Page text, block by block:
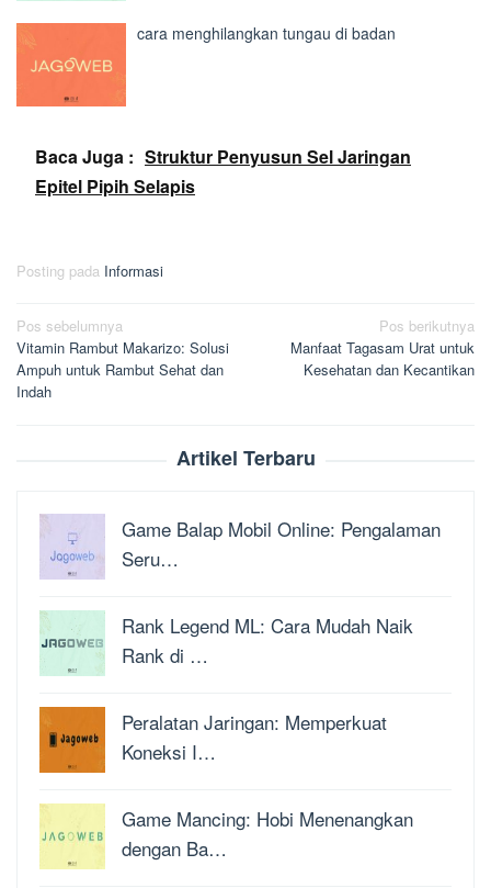
cara menghilangkan tungau di badan
Baca Juga : Struktur Penyusun Sel Jaringan
Epitel Pipih Selapis
Posting pada Informasi
Navigasi
pos
Pos sebelumnya
Vitamin Rambut Makarizo: Solusi
Ampuh untuk Rambut Sehat dan
Indah
Pos berikutnya
Manfaat Tagasam Urat untuk
Kesehatan dan Kecantikan
Artikel Terbaru
Game Balap Mobil Online: Pengalaman
Seru…
Rank Legend ML: Cara Mudah Naik
Rank di …
Peralatan Jaringan: Memperkuat
Koneksi I…
Game Mancing: Hobi Menenangkan
dengan Ba…